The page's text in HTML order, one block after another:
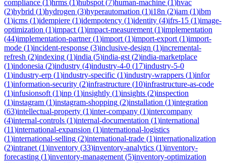
compliance (1)hrms (1)hubspot (7)human-machine (1)hvac
(2)hybrid (1)hydrogen (3)hyperautomation (1)i18n (2)iam (1)ibm
(1)icms (1)idempiere (1)idempotency (1)identity (4)ifrs-15 (1)image-
optimization (1)impact (1)impact-measurement (1)implementation
(44)implementation-partner(1)import (1)import-export (1)import-
mode (1)incident-response (3)inclusive-design (1)incremental-
refresh (2)indexing (1)india (5)india-gst (2)india-marketplace
(1)indonesia (2)industry (4)industry-4-0 (17)industry-5-0
(1)industry-erp (1)industry-specific (1)industry-wrappers (1)infor
(1)information-security (2)infrastructure (10)infrastructure-as-code
(1)infusionsoft (1)inp (1)insightly (1)insights (2)inspection
(1)instagram (1)instagram-shopping (2)installation (1)integration
(63)intellectual-property (1)inter-company (1)intercompany
(4)internal-controls (1)internal-documentation (1)international
(11)international-expansion (1)international-logistics
(1)international-selling (2)international-trade (1)internationalization
(2)intranet (1)inventory (33)inventory-analytics (1)inventory-
forecasting (1)inventory-management (5)inventory-optimization